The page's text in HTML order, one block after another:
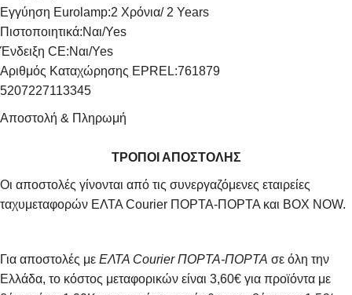
Εγγύηση Eurolamp:2 Χρόνια/ 2 Years
Πιστοποιητικά:Ναι/Yes
Ένδειξη CE:Ναι/Yes
Αριθμός Καταχώρησης EPREL:761879
5207227113345
Αποστολή & Πληρωμή
ΤΡΟΠΟΙ ΑΠΟΣΤΟΛΗΣ
Οι αποστολές γίνονται από τις συνεργαζόμενες εταιρείες
ταχυμεταφορών ΕΛΤΑ Courier ΠΟΡΤΑ-ΠΟΡΤΑ και BOX NOW.
Για αποστολές με ΕΛΤΑ Courier ΠΟΡΤΑ-ΠΟΡΤΑ σε όλη την
Ελλάδα, το κόστος μεταφορικών είναι 3,60€ για προϊόντα με